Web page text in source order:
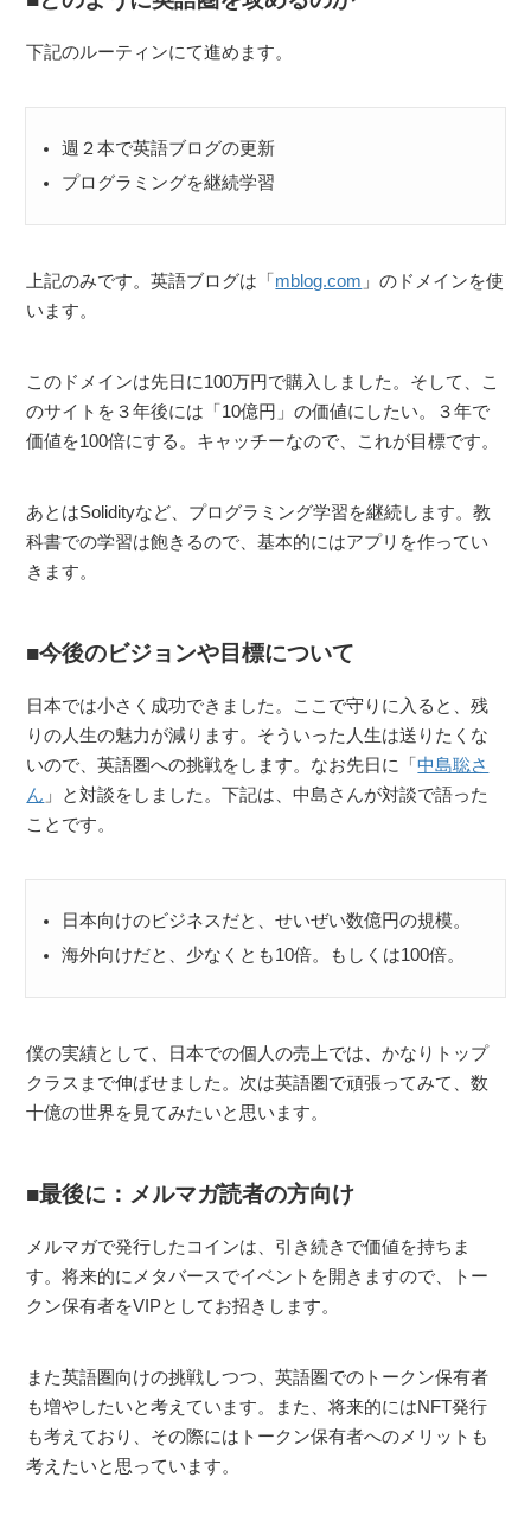
下記のルーティンにて進めます。
週２本で英語ブログの更新
プログラミングを継続学習
上記のみです。英語ブログは「mblog.com 」のドメインを使
います。
このドメインは先日に100万円で購入しました。そして、こ
のサイトを３年後には「10億円」の価値にしたい。３年で
価値を100倍にする。キャッチーなので、これが目標です。
あとはSolidityなど、プログラミング学習を継続します。教
科書での学習は飽きるので、基本的にはアプリを作ってい
きます。
今後のビジョンや目標について
日本では小さく成功できました。ここで守りに入ると、残
りの人生の魅力が減ります。そういった人生は送りたくな
いので、英語圏への挑戦をします。なお先日に「中島聡さ
ん 」と対談をしました。下記は、中島さんが対談で語った
ことです。
日本向けのビジネスだと、せいぜい数億円の規模。
海外向けだと、少なくとも10倍。もしくは100倍。
僕の実績として、日本での個人の売上では、かなりトップ
クラスまで伸ばせました。次は英語圏で頑張ってみて、数
十億の世界を見てみたいと思います。
最後に：メルマガ読者の方向け
メルマガで発行したコインは、引き続きで価値を持ちま
す。将来的にメタバースでイベントを開きますので、トー
クン保有者をVIPとしてお招きします。
また英語圏向けの挑戦しつつ、英語圏でのトークン保有者
も増やしたいと考えています。また、将来的にはNFT発行
も考えており、その際にはトークン保有者へのメリットも
考えたいと思っています。